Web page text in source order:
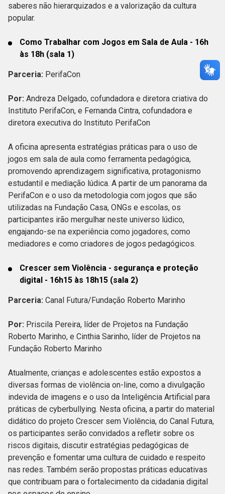
saberes não hierarquizados e a valorização da cultura
popular.
Como Trabalhar com Jogos em Sala de Aula - 16h
às 18h (sala 1)
Parceria: PerifaCon
Por: Andreza Delgado, cofundadora e diretora criativa do
Instituto PerifaCon, e Fernanda Cintra, cofundadora e
diretora executiva do Instituto PerifaCon
A oficina apresenta estratégias práticas para o uso de
jogos em sala de aula como ferramenta pedagógica,
promovendo aprendizagem significativa, protagonismo
estudantil e mediação lúdica. A partir de um panorama da
PerifaCon e o uso da metodologia com jogos que são
utilizadas na Fundação Casa, ONGs e escolas, os
participantes irão mergulhar neste universo lúdico,
engajando-se na experiência como jogadores, como
mediadores e como criadores de jogos pedagógicos.
Crescer sem Violência - segurança e proteção
digital - 16h15 às 18h15 (sala 2)
Parceria: Canal Futura/Fundação Roberto Marinho
Por: Priscila Pereira, líder de Projetos na Fundação
Roberto Marinho, e Cinthia Sarinho, líder de Projetos na
Fundação Roberto Marinho
Atualmente, crianças e adolescentes estão expostos a
diversas formas de violência on-line, como a divulgação
indevida de imagens e o uso da Inteligência Artificial para
práticas de cyberbullying. Nesta oficina, a partir do material
didático do projeto Crescer sem Violência, do Canal Futura,
os participantes serão convidados a refletir sobre os
riscos digitais, discutir estratégias pedagógicas de
prevenção e fomentar uma cultura de cuidado e respeito
nas redes. Também serão propostas práticas educativas
que contribuam para o fortalecimento da cidadania digital